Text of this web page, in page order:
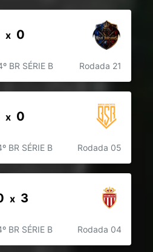
x 0
BR SÉRIE B Rodada 21
x 0
BR SÉRIE B Rodada 05
x 3
BR SÉRIE B Rodada 04